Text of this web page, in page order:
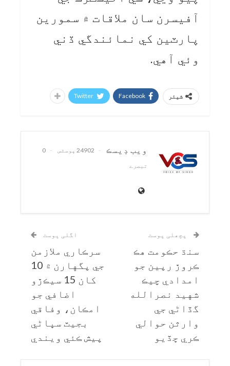
آفيسرن سان ملاقات ۾ سمورين
پارٽين کي نمائندگي ڏني
وئي آهي.
شیئر Facebook
Twitter
ويب ڊيسڪ 24902 پوسٹس
0
تبصرے
پچھلی پوسٹ
سنڌ حڪومت هڪ
ڪروڙ رپين جو
امدادي چيڪ
شهيد نصرالله
گڏاڻي جي
وارثن حوالي
ڪري ڇڏيو
اگلی پوسٹ
سرڪاري ملازمن
جي پگهارن ۾ 10
کان 15 سيڪڙو
اضافي جو
امڪان، وفاقي
بجيٽ سڀاڻي
پيش ڪئي ويندي